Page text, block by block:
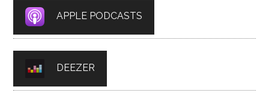
APPLE PODCASTS
DEEZER